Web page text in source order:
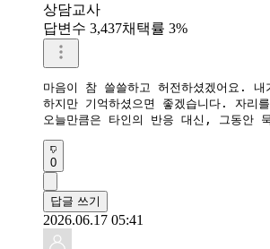
상담교사
답변수 3,437채택률 3%
마음이 참 쓸쓸하고 허전하셨겠어요.
하지만 기억하셨으면 좋겠습니다. 자
오늘만큼은 타인의 반응 대신, 그동안
0
답글 쓰기
2026.06.17 05:41